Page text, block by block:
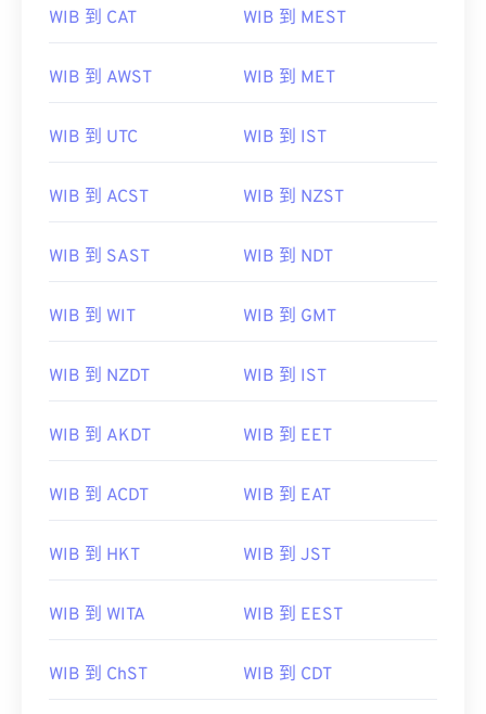
WIB 到 CAT WIB 到 MEST
WIB 到 AWST WIB 到 MET
WIB 到 UTC WIB 到 IST
WIB 到 ACST WIB 到 NZST
WIB 到 SAST WIB 到 NDT
WIB 到 WIT WIB 到 GMT
WIB 到 NZDT WIB 到 IST
WIB 到 AKDT WIB 到 EET
WIB 到 ACDT WIB 到 EAT
WIB 到 HKT WIB 到 JST
WIB 到 WITA WIB 到 EEST
WIB 到 ChST WIB 到 CDT